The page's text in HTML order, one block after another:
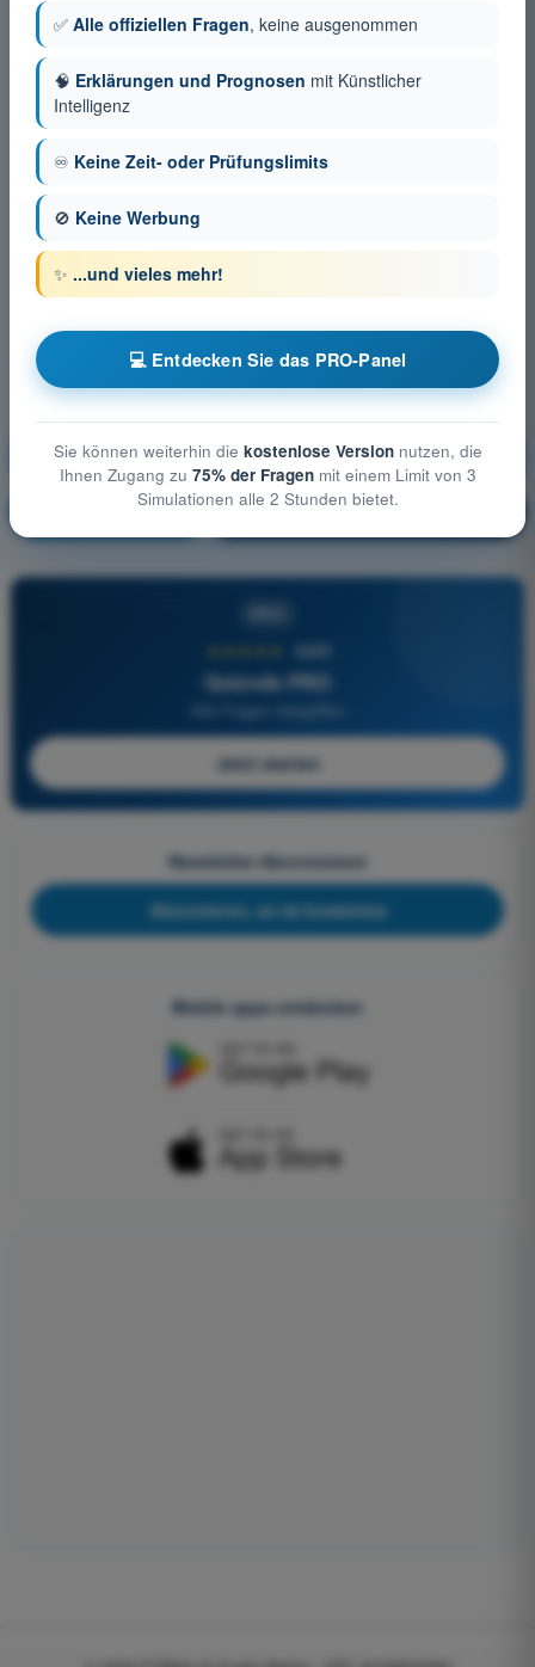
Allgemeine Luftfahrzeugkunde (Gasballon)
Ausbildung! 🔒 Erläuterung der Frage
4,6/5
Quizvds PRO
Alle Fragen inbegriffen
Jetzt starten
Newsletter-Abonnement
Abonnieren, es ist kostenlos
Mobile apps entdecken
✅ Alle offiziellen Fragen, keine ausgenommen
🧠 Erklärungen und Prognosen mit Künstlicher
Intelligenz
♾️ Keine Zeit- oder Prüfungslimits
🚫 Keine Werbung
✨ ...und vieles mehr!
💻 Entdecken Sie das PRO-Panel
Sie können weiterhin die kostenlose Versionnutzen, die
Ihnen Zugang zu 75% der Fragenmit einem Limit von 3
Simulationen alle 2 Stunden bietet.